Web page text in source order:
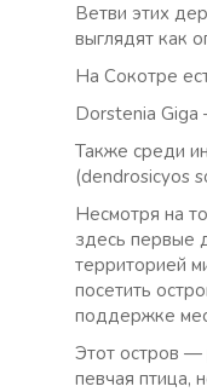
Ветви этих
выглядят как
На Сокотре
Dorstenia Giga
Также среди
(dendrosicyos
Несмотря на
здесь первые
территорией
посетить
поддержке
Этот остров —
певчая птица,